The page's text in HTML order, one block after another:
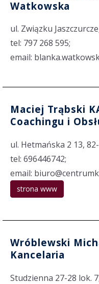
Watkowska
ul. Związku
tel: 797 268 595;
email:
Maciej Trąbski
Coachingu i
ul. Hetmańska 2 13,
tel: 696446742;
email:
strona www
Wróblewski
Kancelaria
Studzienna 27-28 lok.